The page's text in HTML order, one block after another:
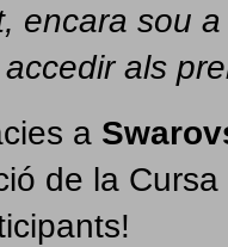
encara sou
als
a
de la